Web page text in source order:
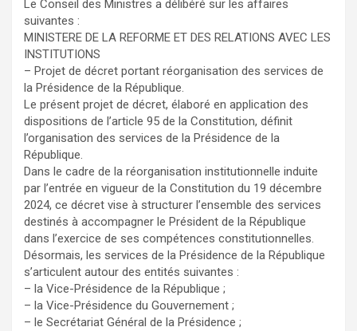
Le Conseil des Ministres a délibéré sur les affaires
suivantes :
MINISTERE DE LA REFORME ET DES RELATIONS AVEC LES
INSTITUTIONS
– Projet de décret portant réorganisation des services de
la Présidence de la République.
Le présent projet de décret, élaboré en application des
dispositions de l’article 95 de la Constitution, définit
l’organisation des services de la Présidence de la
République.
Dans le cadre de la réorganisation institutionnelle induite
par l’entrée en vigueur de la Constitution du 19 décembre
2024, ce décret vise à structurer l’ensemble des services
destinés à accompagner le Président de la République
dans l’exercice de ses compétences constitutionnelles.
Désormais, les services de la Présidence de la République
s’articulent autour des entités suivantes :
– la Vice-Présidence de la République ;
– la Vice-Présidence du Gouvernement ;
– le Secrétariat Général de la Présidence ;